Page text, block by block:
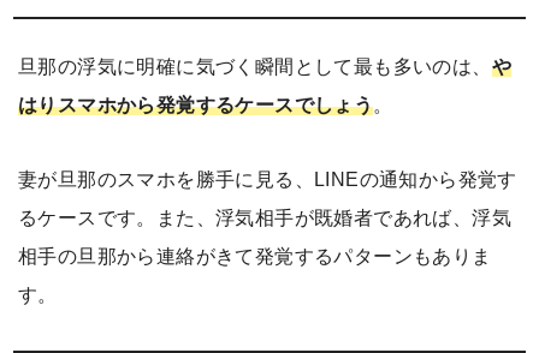
旦那の浮気に明確に気づく瞬間として最も多いのは、 や
はりスマホから発覚するケースでしょう。
妻が旦那のスマホを勝手に見る、LINEの通知から発覚す
るケースです。また、浮気相手が既婚者であれば、浮気
相手の旦那から連絡がきて発覚するパターンもありま
す。